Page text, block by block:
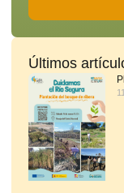
Últimos